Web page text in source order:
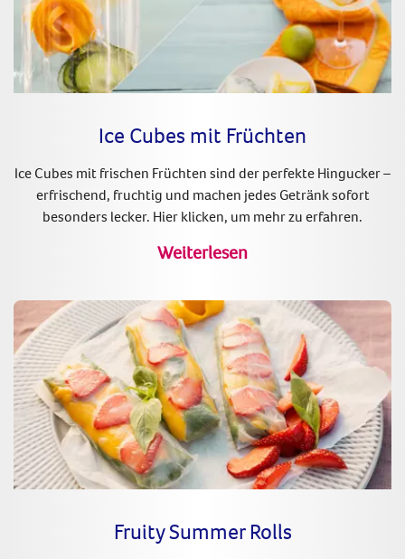
Ice Cubes mit Früchten
Ice Cubes mit frischen Früchten sind der perfekte Hingucker –
erfrischend, fruchtig und machen jedes Getränk sofort
besonders lecker. Hier klicken, um mehr zu erfahren.
Weiterlesen
Fruity Summer Rolls